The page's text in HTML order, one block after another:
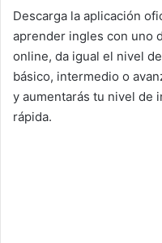
Descarga la aplicación
aprender ingles con uno
online, da igual el nivel
básico, intermedio o
y aumentarás tu nivel de
rápida.